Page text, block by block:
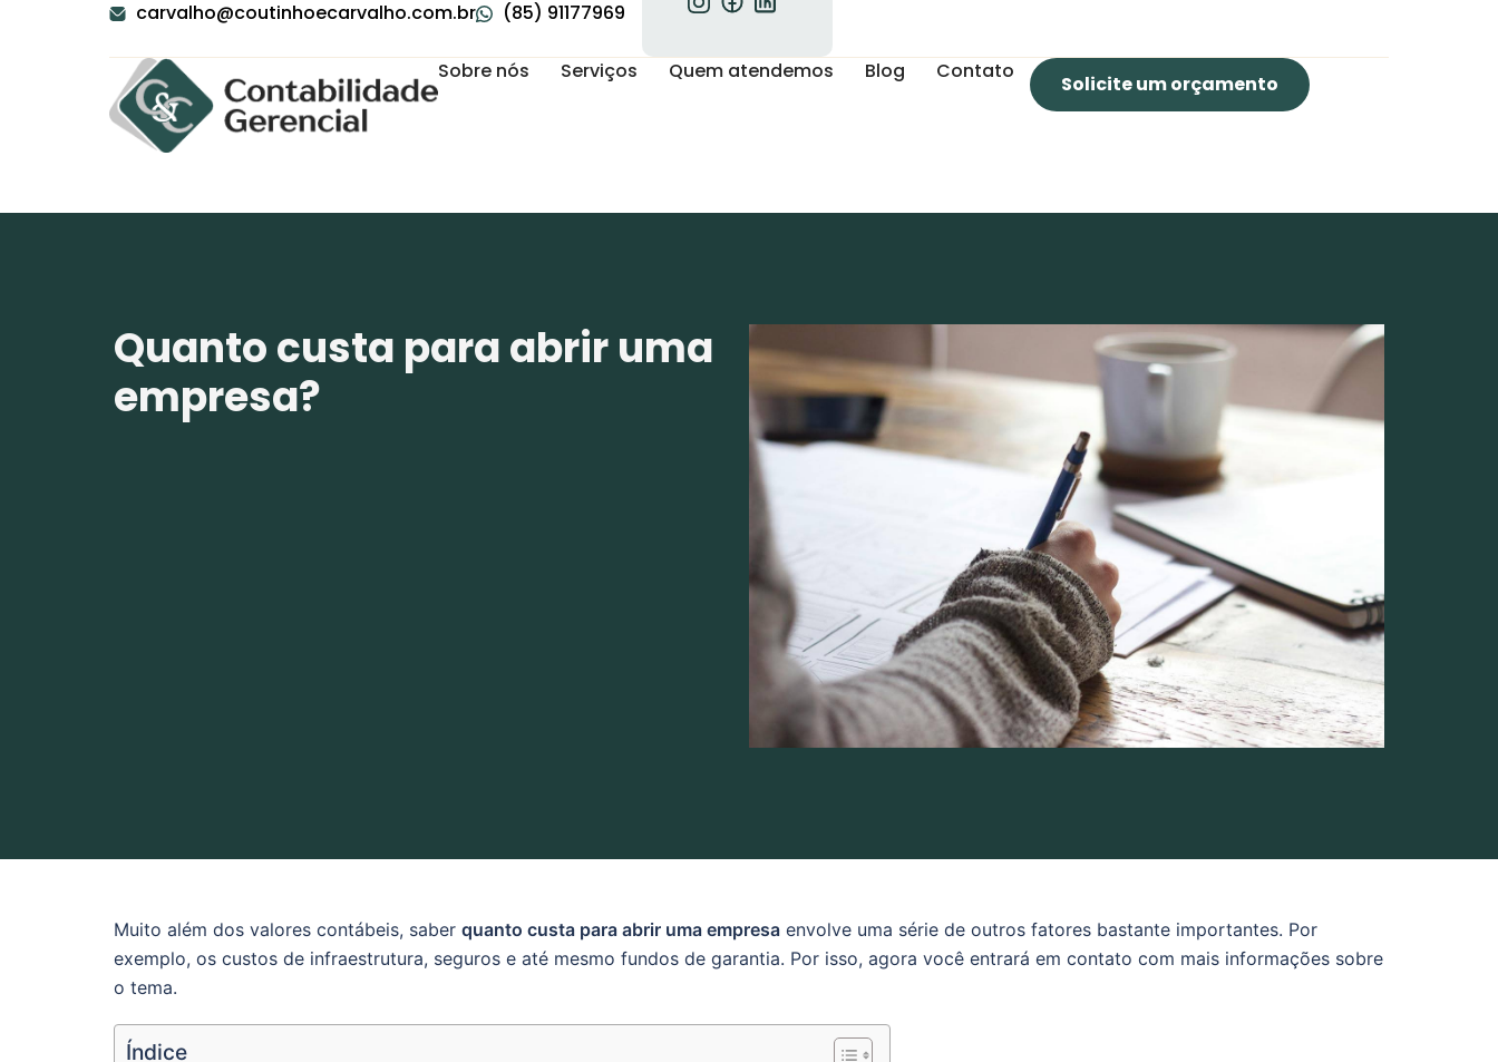
carvalho@coutinhoecarvalho.com.br (85) 91177969
Sobre nós Serviços Quem atendemos Blog Contato
Solicite um orçamento
Quanto custa para abrir uma
empresa?
Muito além dos valores contábeis, saber quanto custa para abrir uma empresa envolve uma série de outros fatores bastante importantes. Por
exemplo, os custos de infraestrutura, seguros e até mesmo fundos de garantia. Por isso, agora você entrará em contato com mais informações sobre
o tema.
Índice